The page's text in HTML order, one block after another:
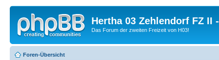
Hertha 03 Zehlendorf FZ II
Das Forum der zweiten Freizeit von H03!
Foren-Übersicht